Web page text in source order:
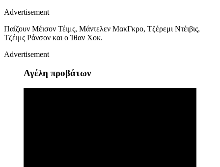
Advertisement
Παίζουν Μέισον Τέιμς, Μάντελεν ΜακΓκρο, Τζέρεμι Ντέιβις,
Τζέιμς Ράνσον και ο Ίθαν Χοκ.
Advertisement
Αγέλη προβάτων